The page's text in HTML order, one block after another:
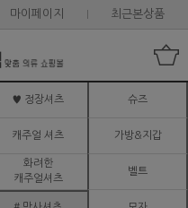
마이페이지 최근본상품
♥ 정장셔츠 슈즈
캐주얼 셔츠 가방&지갑
화려한
캐주얼셔츠
벨트